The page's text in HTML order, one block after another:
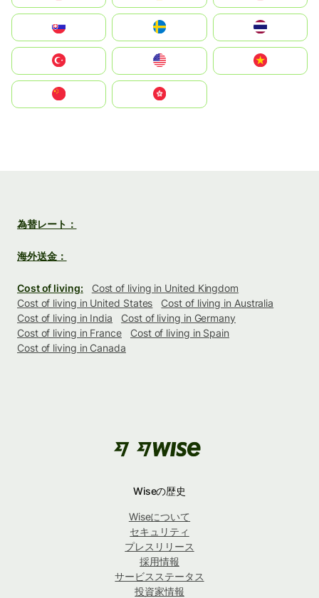
United States
中國香港特別行政區
為替レート：
海外送金：
Cost of living:
Cost of living in United Kingdom
Cost of living in United States
Cost of living in Australia
Cost of living in India
Cost of living in Germany
Cost of living in France
Cost of living in Spain
Cost of living in Canada
Wiseの歴史
Wiseについて
セキュリティ
プレスリリース
採用情報
サービスステータス
投資家情報